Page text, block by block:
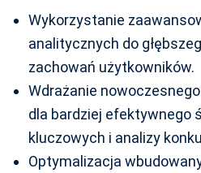
Wykorzystanie
analitycznych do
zachowań użytkowników.
Wdrażanie
dla bardziej efektywnego
kluczowych i analizy
Optymalizacja